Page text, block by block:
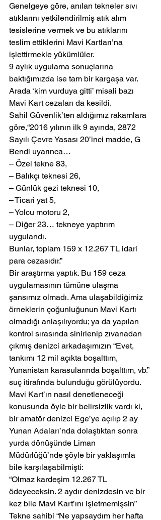
Genelgeye göre, anılan tekneler sıvı
atıklarını yetkilendirilmiş atık alım
tesislerine vermek ve bu atıklarını
teslim ettiklerini Mavi Kartları’na
işlettirmekle yükümlüler.
9 aylık uygulama sonuçlarına
baktığımızda ise tam bir kargaşa var.
Arada ‘kim vurduya gitti’ misali bazı
Mavi Kart cezaları da kesildi.
Sahil Güvenlik’ten aldığımız rakamlara
göre,“2016 yılının ilk 9 ayında, 2872
Sayılı Çevre Yasası 20’inci madde, G
Bendi uyarınca…
– Özel tekne 83,
– Balıkçı teknesi 26,
– Günlük gezi teknesi 10,
– Ticari yat 5,
– Yolcu motoru 2,
– Diğer 23… tekneye yaptırım
uygulandı.
Bunlar, toplam 159 x 12.267 TL idari
para cezasıdır.”
Bir araştırma yaptık. Bu 159 ceza
uygulamasının tümüne ulaşma
şansımız olmadı. Ama ulaşabildiğimiz
örneklerin çoğunluğunun Mavi Kartı
olmadığı anlaşılıyordu; ya da yapılan
kontrol sırasında sinirlenip zıvanadan
çıkmış denizci arkadaşımızın “Evet,
tankımı 12 mil açıkta boşalttım,
Yunanistan karasularında boşalttım, vb.”
suç itirafında bulunduğu görülüyordu.
Mavi Kart’ın nasıl denetleneceği
konusunda öyle bir belirsizlik vardı ki,
bir amatör denizci Ege’ye açılıp 2 ay
Yunan Adaları’nda dolaştıktan sonra
yurda dönüşünde Liman
Müdürlüğü’nde şöyle bir yaklaşımla
bile karşılaşabilmişti:
“Olmaz kardeşim 12.267 TL
ödeyeceksin. 2 aydır denizdesin ve bir
kez bile Mavi Kart’ını işletmemişsin”
Tekne sahibi “Ne yapsaydım her hafta